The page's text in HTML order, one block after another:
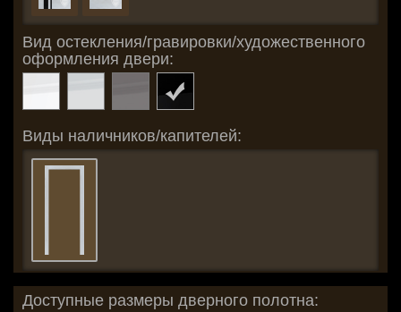
Вид остекления/гравировки/художественного
оформления двери:
Виды наличников/капителей:
Доступные размеры дверного полотна: